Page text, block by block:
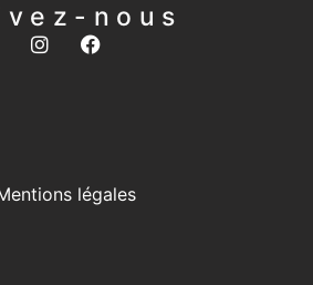
nous
légales